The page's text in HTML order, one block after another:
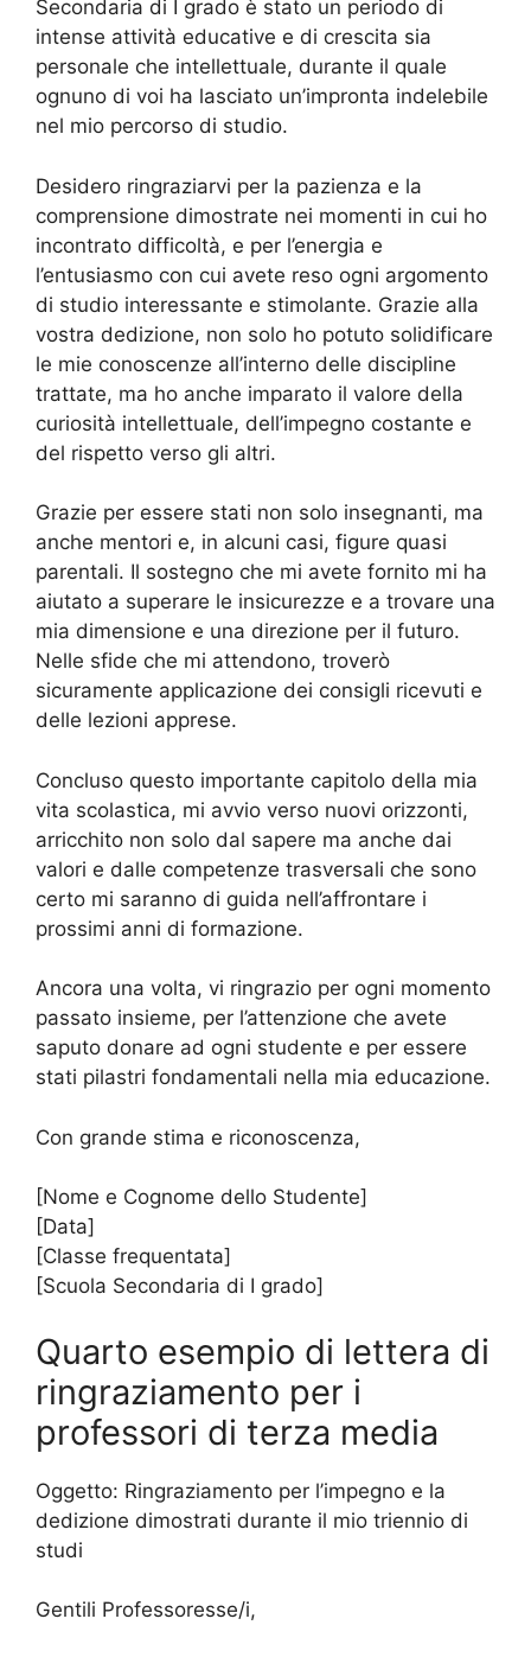
Secondaria di I grado è stato un periodo di
intense attività educative e di crescita sia
personale che intellettuale, durante il quale
ognuno di voi ha lasciato un’impronta indelebile
nel mio percorso di studio.
Desidero ringraziarvi per la pazienza e la
comprensione dimostrate nei momenti in cui ho
incontrato difficoltà, e per l’energia e
l’entusiasmo con cui avete reso ogni argomento
di studio interessante e stimolante. Grazie alla
vostra dedizione, non solo ho potuto solidificare
le mie conoscenze all’interno delle discipline
trattate, ma ho anche imparato il valore della
curiosità intellettuale, dell’impegno costante e
del rispetto verso gli altri.
Grazie per essere stati non solo insegnanti, ma
anche mentori e, in alcuni casi, figure quasi
parentali. Il sostegno che mi avete fornito mi ha
aiutato a superare le insicurezze e a trovare una
mia dimensione e una direzione per il futuro.
Nelle sfide che mi attendono, troverò
sicuramente applicazione dei consigli ricevuti e
delle lezioni apprese.
Concluso questo importante capitolo della mia
vita scolastica, mi avvio verso nuovi orizzonti,
arricchito non solo dal sapere ma anche dai
valori e dalle competenze trasversali che sono
certo mi saranno di guida nell’affrontare i
prossimi anni di formazione.
Ancora una volta, vi ringrazio per ogni momento
passato insieme, per l’attenzione che avete
saputo donare ad ogni studente e per essere
stati pilastri fondamentali nella mia educazione.
Con grande stima e riconoscenza,
[Nome e Cognome dello Studente]
[Data]
[Classe frequentata]
[Scuola Secondaria di I grado]
Quarto esempio di lettera di
ringraziamento per i
professori di terza media
Oggetto: Ringraziamento per l’impegno e la
dedizione dimostrati durante il mio triennio di
studi
Gentili Professoresse/i,